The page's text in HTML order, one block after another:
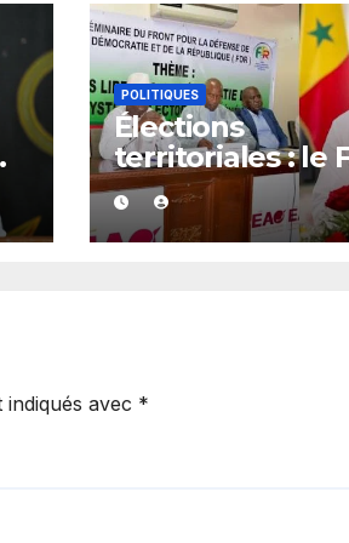
POLITIQUES
Élections
territoriales : le
dénonce les
et exige un
calendrier
avec *